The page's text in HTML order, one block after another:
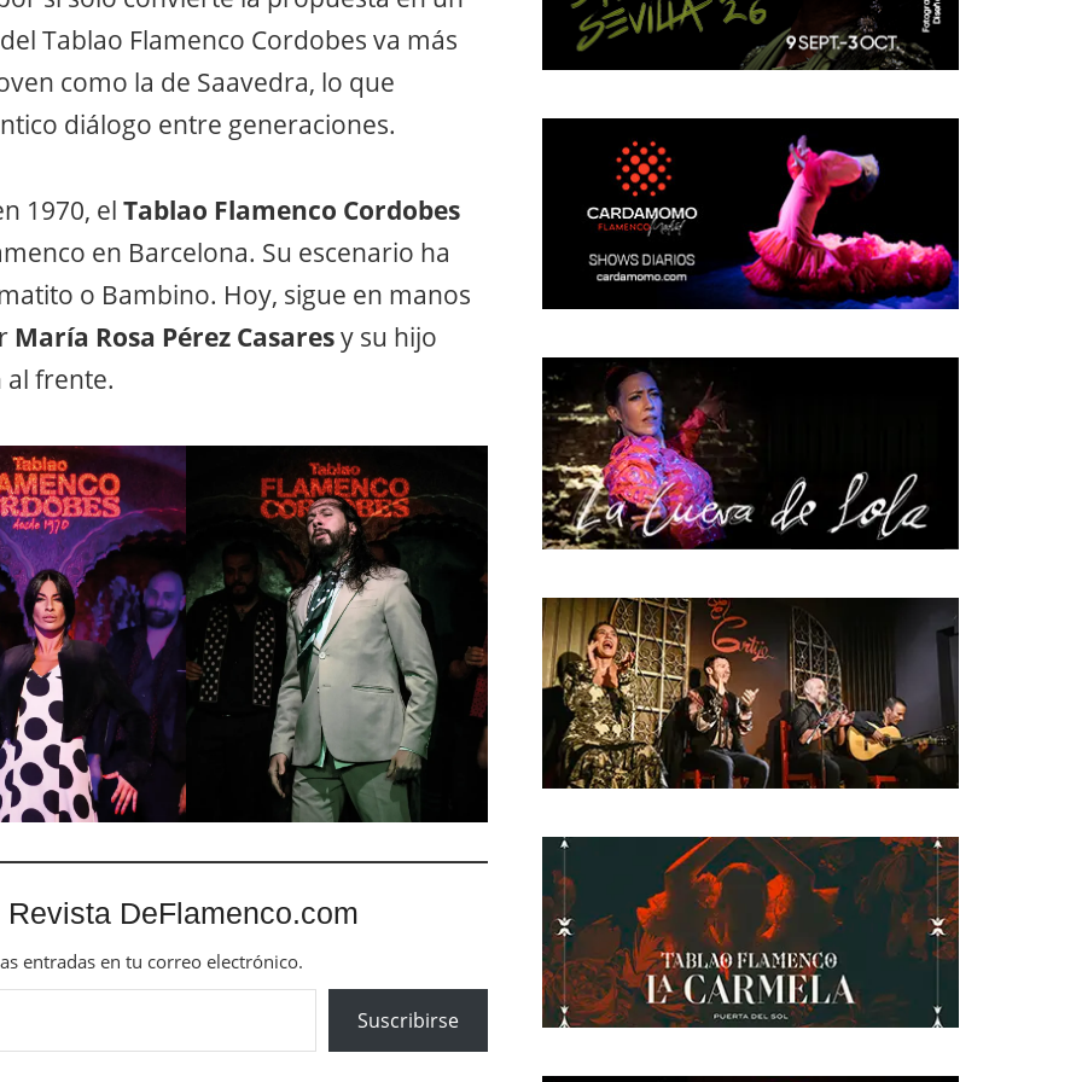
Tablao Flamenco Cordobes va más
como la de Saavedra, lo que
diálogo entre generaciones.
1970, el Tablao Flamenco Cordobes
en Barcelona. Su escenario ha
o Bambino. Hoy, sigue en manos
María Rosa Pérez Casaresy su hijo
al frente.
DeFlamenco.com
entradas en tu correo electrónico.
Suscribirse